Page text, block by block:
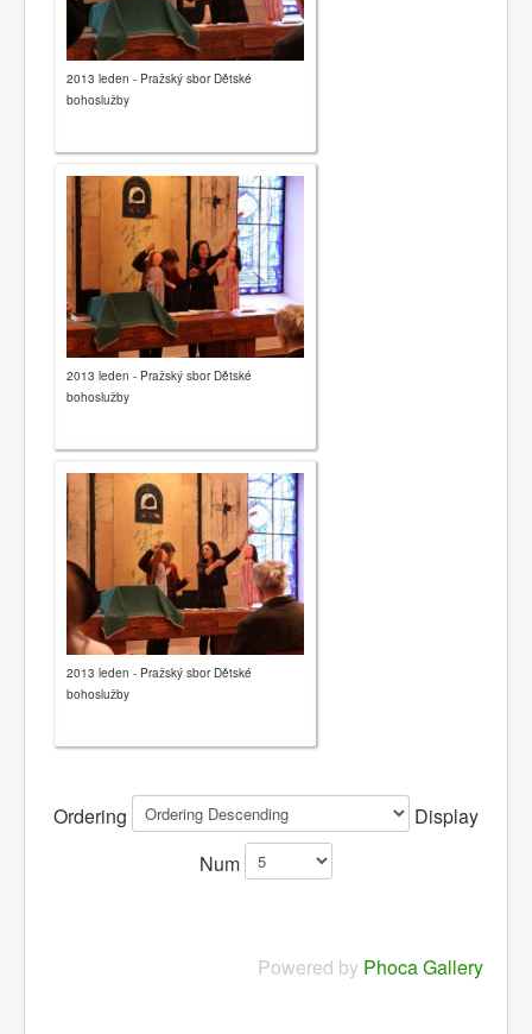
2013 leden - Pražský sbor Dětské
bohoslužby
2013 leden - Pražský sbor Dětské
bohoslužby
2013 leden - Pražský sbor Dětské
bohoslužby
Ordering
Display
Num
Powered by Phoca Gallery